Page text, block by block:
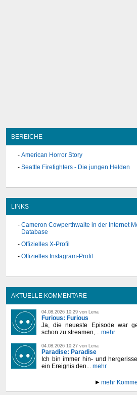
BEREICHE
American Horror Story
Seattle Firefighters - Die jungen Helden
LINKS
Cameron Cowperthwaite in der Internet
Database
Offizielles X-Profil
Offizielles Instagram-Profil
AKTUELLE KOMMENTARE
04.08.2026 10:29 von Lena
Furious: Furious
Ja, die neueste Episode war
schon zu streamen,... mehr
04.08.2026 10:27 von Lena
Paradise: Paradise
Ich bin immer hin- und
ein Ereignis den... mehr
mehr